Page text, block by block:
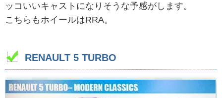
ッコいいキャストになりそうな予感がします。
こちらもホイールはRRA。
RENAULT 5 TURBO